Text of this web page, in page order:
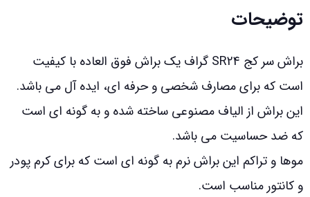
توضیحات
براش سر کج SR24 گراف یک براش فوق العاده با کیفیت
است که برای مصارف شخصی و حرفه ای، ایده آل می باشد.
این براش از الیاف مصنوعی ساخته شده و به گونه ای است
که ضد حساسیت می باشد.
موها و تراکم این براش نرم به گونه ای است که برای کرم پودر
و کانتور مناسب است.